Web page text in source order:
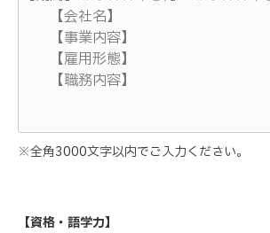
※全角3000文字以内でご入力ください。
【資格・語学力】